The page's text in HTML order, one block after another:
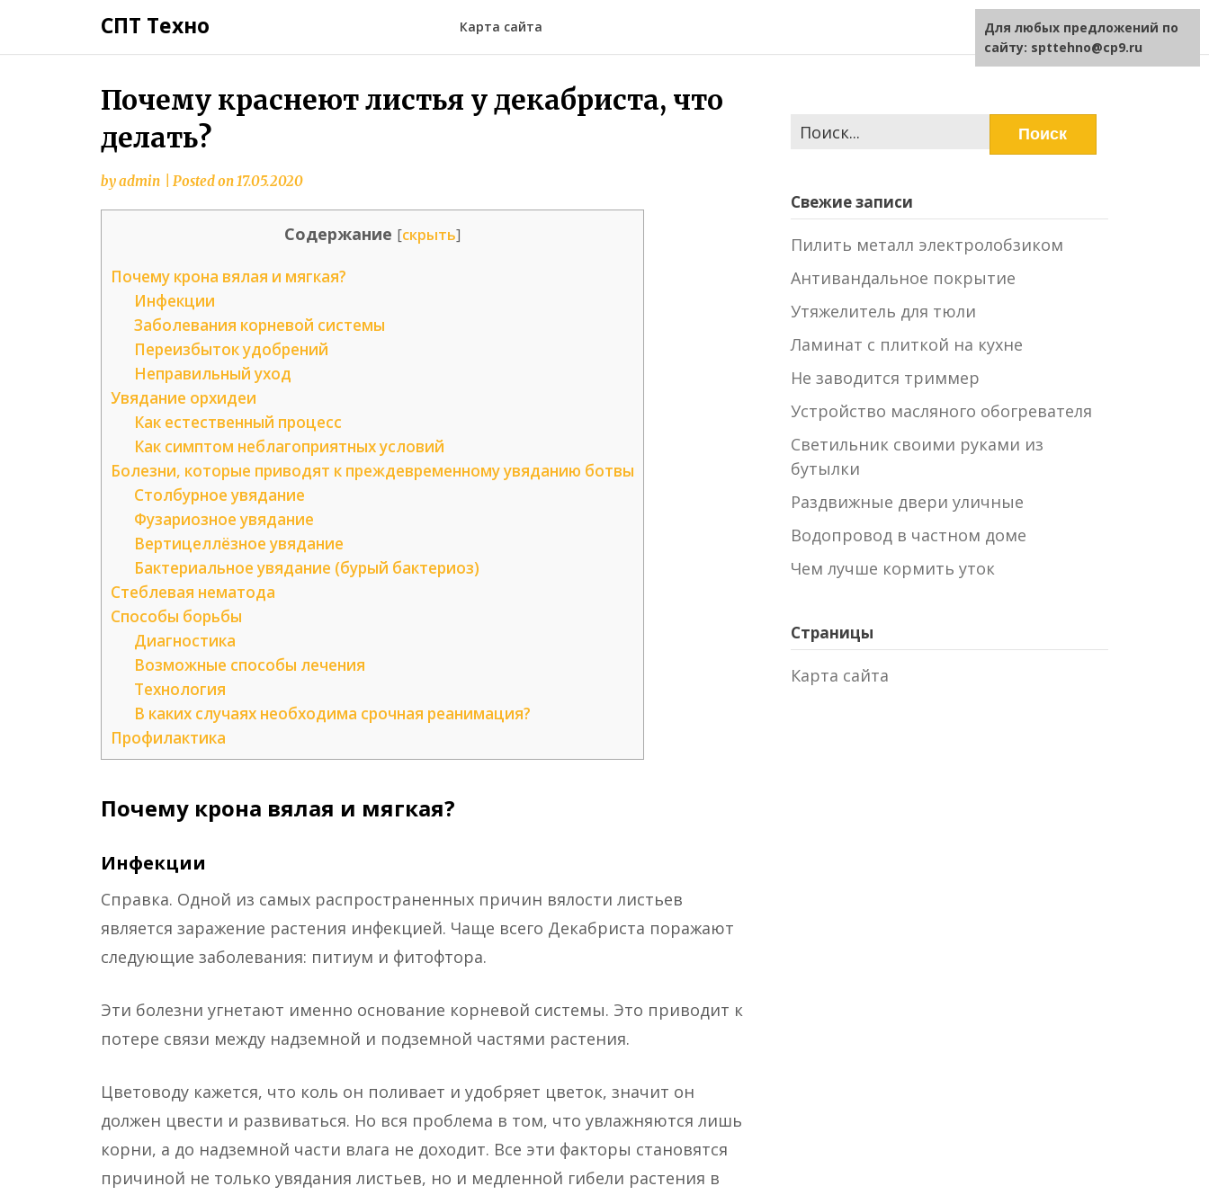
СПТ Техно Карта сайта
Почему краснеют листья у декабриста, что
делать?
byadmin Posted on17.05.2020
Содержание [скрыть]
Почему крона вялая и мягкая?
Инфекции
Заболевания корневой системы
Переизбыток удобрений
Неправильный уход
Увядание орхидеи
Как естественный процесс
Как симптом неблагоприятных условий
Болезни, которые приводят к преждевременному увяданию ботвы
Столбурное увядание
Фузариозное увядание
Вертицеллёзное увядание
Бактериальное увядание (бурый бактериоз)
Стеблевая нематода
Способы борьбы
Диагностика
Возможные способы лечения
Технология
В каких случаях необходима срочная реанимация?
Профилактика
Почему крона вялая и мягкая?
Инфекции
Справка. Одной из самых распространенных причин вялости листьев
является заражение растения инфекцией. Чаще всего Декабриста поражают
следующие заболевания: питиум и фитофтора.
Эти болезни угнетают именно основание корневой системы. Это приводит к
потере связи между надземной и подземной частями растения.
Цветоводу кажется, что коль он поливает и удобряет цветок, значит он
должен цвести и развиваться. Но вся проблема в том, что увлажняются лишь
корни, а до надземной части влага не доходит. Все эти факторы становятся
причиной не только увядания листьев, но и медленной гибели растения в
Найти:
Свежие записи
Пилить металл электролобзиком
Антивандальное покрытие
Утяжелитель для тюли
Ламинат с плиткой на кухне
Не заводится триммер
Устройство масляного обогревателя
Светильник своими руками из
бутылки
Раздвижные двери уличные
Водопровод в частном доме
Чем лучше кормить уток
Страницы
Карта сайта
Для любых предложений по
сайту: spttehno@cp9.ru